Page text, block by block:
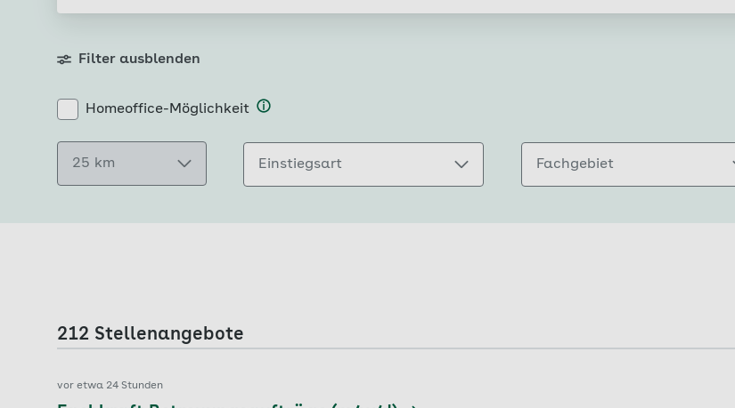
Filter ausblenden
Homeoffice-Möglichkeit
25 km Einstiegsart Fachgebiet
212 Stellenangebote
vor etwa 24 Stunden